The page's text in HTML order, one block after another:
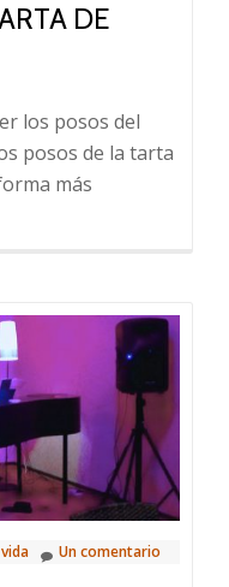
DE
los posos del
posos de la tarta
más
Un comentario